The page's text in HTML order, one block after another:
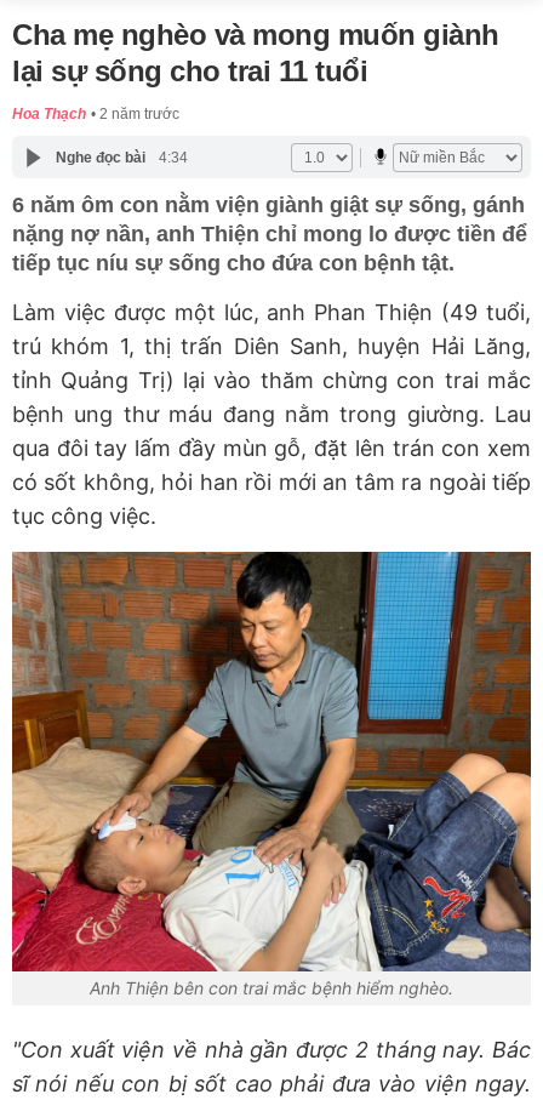
Cha mẹ nghèo và mong muốn giành
lại sự sống cho trai 11 tuổi
Hoa Thạch 2 năm trước
Nghe đọc bài 4:34
6 năm ôm con nằm viện giành giật sự sống, gánh
nặng nợ nần, anh Thiện chỉ mong lo được tiền để
tiếp tục níu sự sống cho đứa con bệnh tật.
Làm việc được một lúc, anh Phan Thiện (49 tuổi,
trú khóm 1, thị trấn Diên Sanh, huyện Hải Lăng,
tỉnh Quảng Trị) lại vào thăm chừng con trai mắc
bệnh ung thư máu đang nằm trong giường. Lau
qua đôi tay lấm đầy mùn gỗ, đặt lên trán con xem
có sốt không, hỏi han rồi mới an tâm ra ngoài tiếp
tục công việc.
Anh Thiện bên con trai mắc bệnh hiểm nghèo.
"Con xuất viện về nhà gần được 2 tháng nay. Bác
sĩ nói nếu con bị sốt cao phải đưa vào viện ngay.